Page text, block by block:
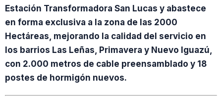
Estación Transformadora San Lucas y abastece
en forma exclusiva a la zona de las 2000
Hectáreas, mejorando la calidad del servicio en
los barrios Las Leñas, Primavera y Nuevo Iguazú,
con 2.000 metros de cable preensamblado y 18
postes de hormigón nuevos.